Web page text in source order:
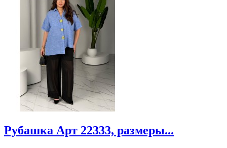
Рубашка Арт 22333, размеры...